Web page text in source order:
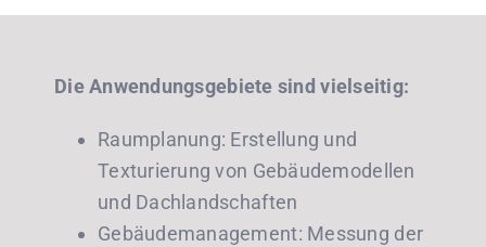
Die Anwendungsgebiete sind vielseitig:
Raumplanung: Erstellung und
Texturierung von Gebäudemodellen
und Dachlandschaften
Gebäudemanagement: Messung der